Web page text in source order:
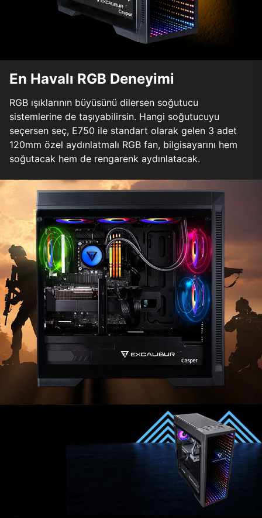
En Havalı RGB Deneyimi
RGB ışıklarının büyüsünü dilersen soğutucu
sistemlerine de taşıyabilirsin. Hangi soğutucuyu
seçersen seç, E750 ile standart olarak gelen 3 adet
120mm özel aydınlatmalı RGB fan, bilgisayarını hem
soğutacak hem de rengarenk aydınlatacak.